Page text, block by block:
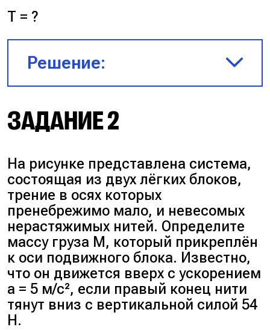
T = ?
Решение:
Брусок массой mдвижется
ЗАДАНИЕ 2
На рисунке представлена система,
состоящая из двух лёгких блоков,
трение в осях которых
пренебрежимо мало, и невесомых
нерастяжимых нитей. Определите
массу груза M , который прикреплён
к оси подвижного блока. Известно,
что он движется вверх с ускорением
a = 5 м/с², если правый конец нити
тянут вниз с вертикальной силой 54
H.